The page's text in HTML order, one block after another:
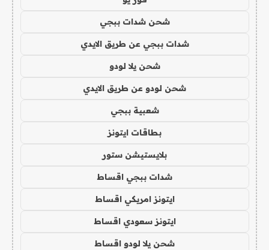
شحن شدات ببجي
شدات ببجي عن طريق الايدي
شحن يلا لودو
شحن لودو عن طريق الايدي
شعبية ببجي
بطاقات ايتونز
بلايستيشن ستور
شدات ببجي اقساط
ايتونز امريكي اقساط
ايتونز سعودي اقساط
شحن يلا لودو اقساط